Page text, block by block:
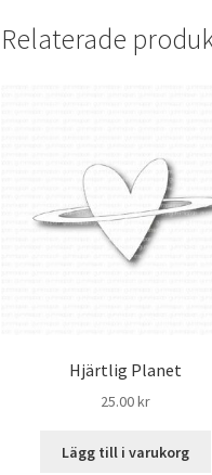
Relaterade
Hjärtlig Planet
25.00kr
Lägg till i varukorg